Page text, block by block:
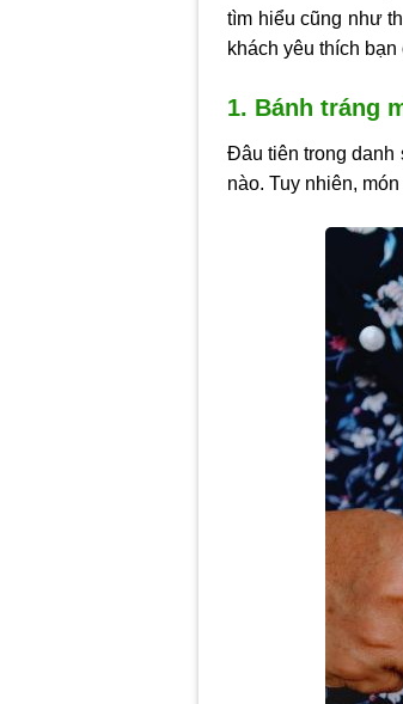
tìm hiểu cũng như
khách yêu thích
1. Bánh tráng
Đâu tiên trong danh
nào. Tuy nhiên,